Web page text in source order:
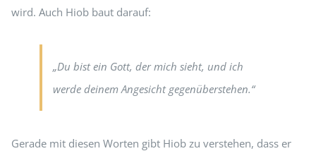
wird. Auch Hiob baut darauf:
„Du bist ein Gott, der mich sieht, und ich
werde deinem Angesicht gegenüberstehen.“
Gerade mit diesen Worten gibt Hiob zu verstehen, dass er